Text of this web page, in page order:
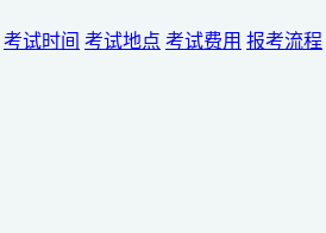
考试时间 考试地点 考试费用 报考流程